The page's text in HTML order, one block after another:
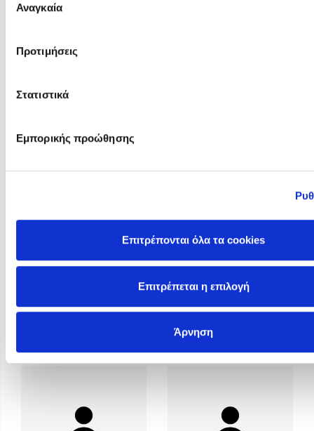
συγκατάθεσης
Αναγκαία
Προτιμήσεις
Στατιστικά
Εμπορικής προώθησης
Επιτρέπονται όλα τα cookies
Επιτρέπεται η επιλογή
Άρνηση